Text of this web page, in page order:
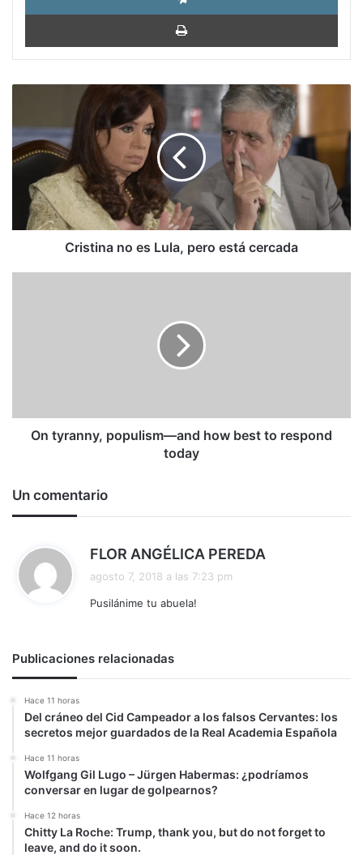
es
Lula,
pero
cercada
Cristina no es Lula, pero está cercada
respond
todayOn tyranny, populism—and how best to respond
today
Un comentario
FLOR ANGÉLICA PEREDA
agosto 7, 2018 a las 7:23 pm
Pusilánime tu abuela!
Publicaciones relacionadas
Hace 11 horas
Del cráneo del Cid Campeador a los falsos Cervantes: los
secretos mejor guardados de la Real Academia Española
Hace 11 horas
Wolfgang Gil Lugo – Jürgen Habermas: ¿podríamos
conversar en lugar de golpearnos?
Hace 12 horas
Chitty La Roche: Trump, thank you, but do not forget to
leave, and do it soon.